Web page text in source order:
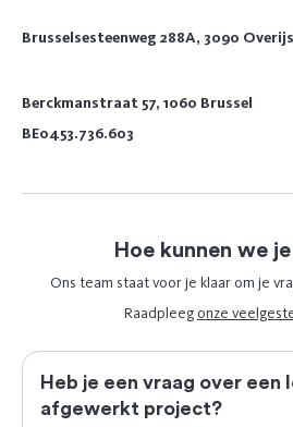
Brusselsesteenweg 288A, 3090
Berckmanstraat 57, 1060 Brussel
BE0453.736.603
Hoe kunnen we
Ons team staat voor je klaar om je
Raadpleegonze
Heb je een vraag over een
afgewerkt project?